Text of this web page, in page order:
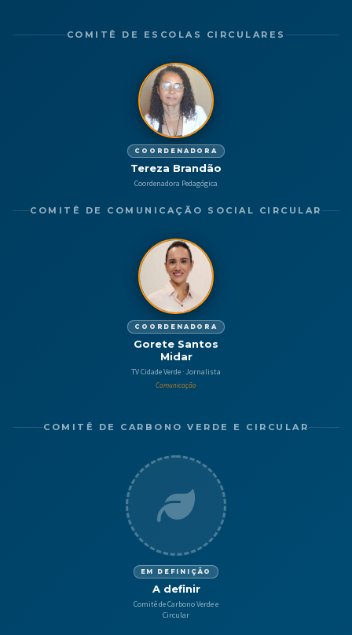
COMITÊ DE ESCOLAS CIRCULARES
COORDENADORA
Tereza Brandão
Coordenadora Pedagógica
COMITÊ DE COMUNICAÇÃO SOCIAL CIRCULAR
COORDENADORA
Gorete Santos
Midar
TV Cidade Verde · Jornalista
Comunicação
COMITÊ DE CARBONO VERDE E CIRCULAR
EM DEFINIÇÃO
A definir
Comitê de Carbono Verde e
Circular